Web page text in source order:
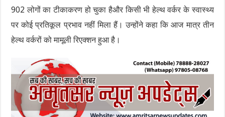
902 लोगों का टीकाकरण हो चुका हैऔर किसी भी हेल्थ वर्कर के स्वास्थ्य
पर कोई प्रतिकूल प्रभाव नहीं मिला हैं। उन्होंने कहा कि आज मात्र तीन
हेल्थ वर्करों को मामूली रिएक्शन हुआ है।